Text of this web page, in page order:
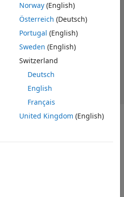
Norway(English)
Österreich (Deutsch)
Portugal (English)
Sweden (English)
Switzerland
Deutsch
English
Français
United Kingdom (English)
防盗版
应用程序状态
Inc.